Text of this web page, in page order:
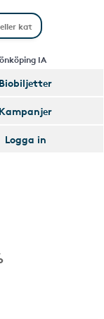
IA
Biobiljetter
Kampanjer
Logga in